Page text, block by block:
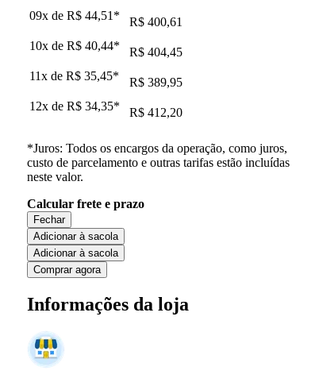
09x de R$ 44,51 *
R$ 400,61
10x de R$ 40,44*
R$ 404,45
11x de R$ 35,45*
R$ 389,95
12x de R$ 34,35* R$ 412,20
*Juros: Todos os encargos da operação, como juros,
custo de parcelamento e outras tarifas estão incluídas
neste valor.
Calcular frete e prazo
Fechar
Adicionar à sacola
Adicionar à sacola
Comprar agora
Informações da loja